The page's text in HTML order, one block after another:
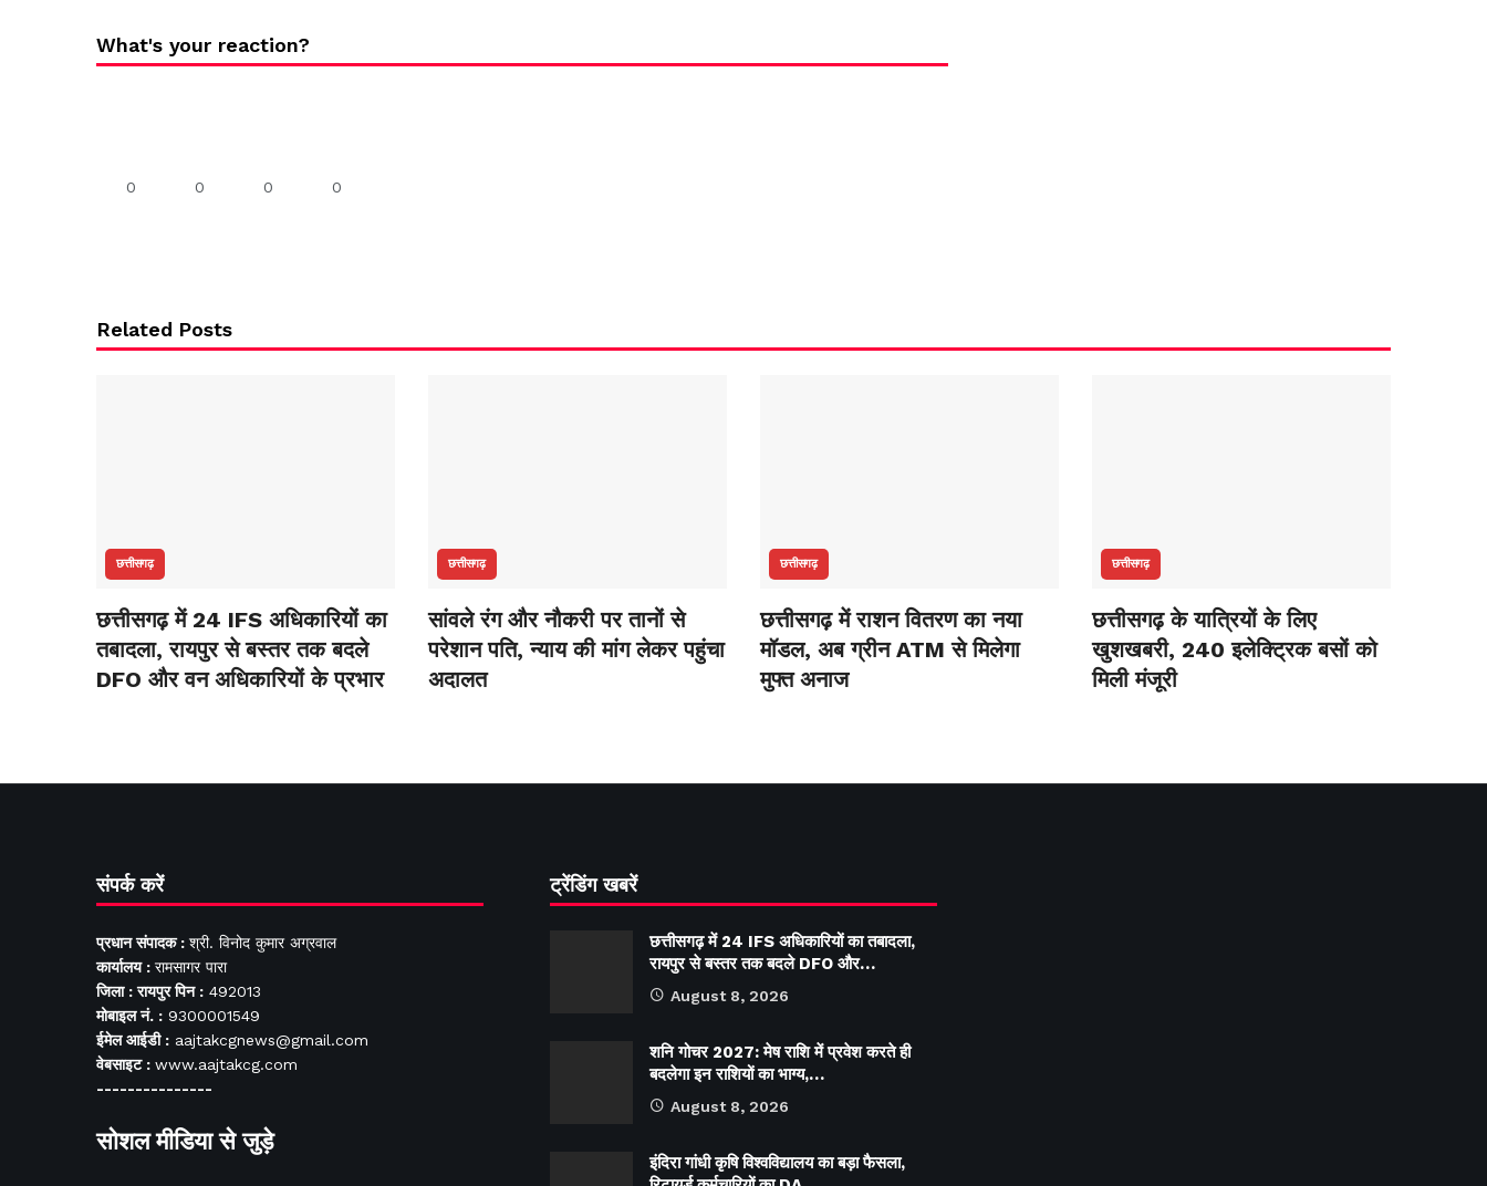
What's your reaction?
0 0 0 0
Related Posts
छत्तीसगढ़
छत्तीसगढ़ में 24 IFS अधिकारियों का
तबादला, रायपुर से बस्तर तक बदले
DFO और वन अधिकारियों के प्रभार
छत्तीसगढ़
सांवले रंग और नौकरी पर तानों से
परेशान पति, न्याय की मांग लेकर पहुंचा
अदालत
छत्तीसगढ़
छत्तीसगढ़ में राशन वितरण का नया
मॉडल, अब ग्रीन ATM से मिलेगा
मुफ्त अनाज
छत्तीसगढ़
छत्तीसगढ़ के यात्रियों के लिए
खुशखबरी, 240 इलेक्ट्रिक बसों को
मिली मंजूरी
संपर्क करें
प्रधान संपादक : श्री. विनोद कुमार अग्रवाल
कार्यालय : रामसागर पारा
जिला : रायपुर पिन : 492013
मोबाइल नं. : 9300001549
ईमेल आईडी : aajtakcgnews@gmail.com
वेबसाइट : www.aajtakcg.com
---------------
सोशल मीडिया से जुड़े
ट्रेंडिंग खबरें
छत्तीसगढ़ में 24 IFS अधिकारियों का तबादला,
रायपुर से बस्तर तक बदले DFO और…
August 8, 2026
शनि गोचर 2027: मेष राशि में प्रवेश करते ही
बदलेगा इन राशियों का भाग्य,…
August 8, 2026
इंदिरा गांधी कृषि विश्वविद्यालय का बड़ा फैसला,